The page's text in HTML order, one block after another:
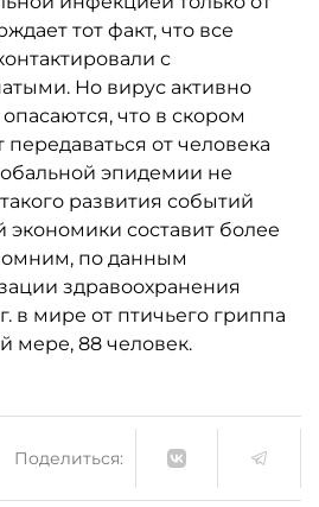
тот факт, что все
с
Но вирус активно
что в скором
от человека
эпидемии не
развития событий
составит более
по данным
здравоохранения
в мире от птичьего гриппа
мере, 88 человек.
Поделиться: